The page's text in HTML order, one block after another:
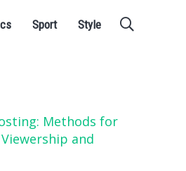
Sport Style
Methods for
and